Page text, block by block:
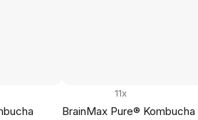
BrainMax Pure® Kombucha
11x